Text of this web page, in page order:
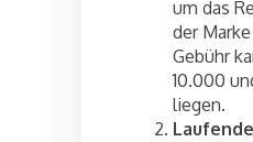
um das
der
Gebühr
10.000
liegen.